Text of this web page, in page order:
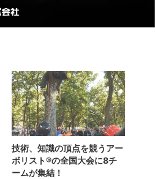
技術、知識の頂点を競うアー
ボリスト®の全国大会に8チ
ームが集結！